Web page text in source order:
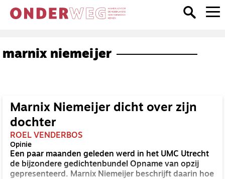
marnix niemeijer
Marnix Niemeijer dicht over zijn
dochter
ROEL VENDERBOS
Opinie
Een paar maanden geleden werd in het UMC Utrecht
de bijzondere gedichtenbundel Opname van opzij
gepresenteerd. Marnix Niemeijer beschrijft daarin hoe